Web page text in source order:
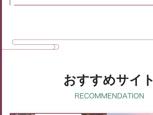
おすすめサイト